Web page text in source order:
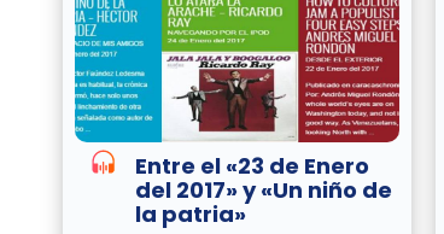
Entre el «23 de Enero
del 2017» y «Un niño de
la patria»